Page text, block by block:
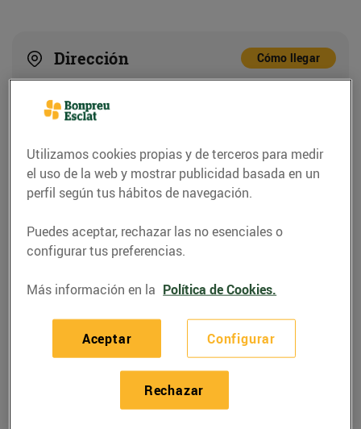
Dirección Cómo llegar
Parc Central - Av. Vidal i Barraquer, 15-17
(43005) Tarragona
Teléfono
977749424
Llamar
Horarios Esclat Tarragona
07/08/2026 09:30-22:00
Sabado
Domingo
Utilizamos cookies propias y de terceros para medir
el uso de la web y mostrar publicidad basada en un
perfil según tus hábitos de navegación.
Puedes aceptar, rechazar las no esenciales o
configurar tus preferencias.
Más información en la Política de Cookies.
Configurar
Rechazar
Aceptar